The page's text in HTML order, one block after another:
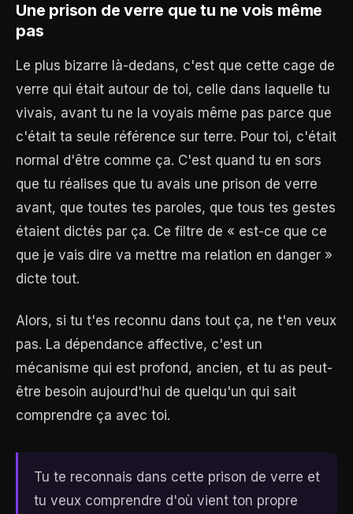
Une prison de verre que tu ne vois même
pas
Le plus bizarre là-dedans, c'est que cette cage de
verre qui était autour de toi, celle dans laquelle tu
vivais, avant tu ne la voyais même pas parce que
c'était ta seule référence sur terre. Pour toi, c'était
normal d'être comme ça. C'est quand tu en sors
que tu réalises que tu avais une prison de verre
avant, que toutes tes paroles, que tous tes gestes
étaient dictés par ça. Ce filtre de « est-ce que ce
que je vais dire va mettre ma relation en danger »
dicte tout.
Alors, si tu t'es reconnu dans tout ça, ne t'en veux
pas. La dépendance affective, c'est un
mécanisme qui est profond, ancien, et tu as peut-
être besoin aujourd'hui de quelqu'un qui sait
comprendre ça avec toi.
Tu te reconnais dans cette prison de verre et
tu veux comprendre d'où vient ton propre